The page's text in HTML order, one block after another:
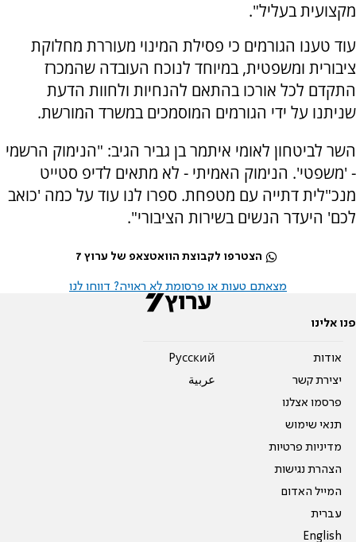
מקצועית בעליל".
עוד טענו הגורמים כי פסילת המינוי מעוררת מחלוקת
ציבורית ומשפטית, במיוחד לנוכח העובדה שהמכרז
התקדם לכל אורכו בהתאם להנחיות ולחוות הדעת
שניתנו על ידי הגורמים המוסמכים במשרד המורשת.
השר לביטחון לאומי איתמר בן גביר הגיב: "הנימוק הרשמי
- 'משפטי'. הנימוק האמיתי - לא מתאים לדיפ סטייט
מנכ"לית דתייה עם מטפחת. ספרו לנו עוד על כמה 'כואב
לכם' היעדר הנשים בשירות הציבורי".
הצטרפו לקבוצת הוואטצאפ של ערוץ 7
מצאתם טעות או פרסומת לא ראויה? דווחו לנו
פנו אלינו
אודות
יצירת קשר
פרסמו אצלנו
תנאי שימוש
מדיניות פרטיות
הצהרת נגישות
המייל האדום
עברית
English
Pусский
عربية